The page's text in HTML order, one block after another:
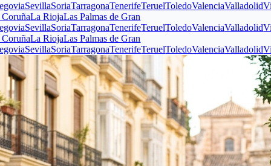
SoriaTarragonaTenerifeTeruelToledoValenciaValladolidVizcaya
La RiojaLas Palmas de Gran
SoriaTarragonaTenerifeTeruelToledoValenciaValladolidVizcaya
La RiojaLas Palmas de Gran
SoriaTarragonaTenerifeTeruelToledoValenciaValladolidVizcaya